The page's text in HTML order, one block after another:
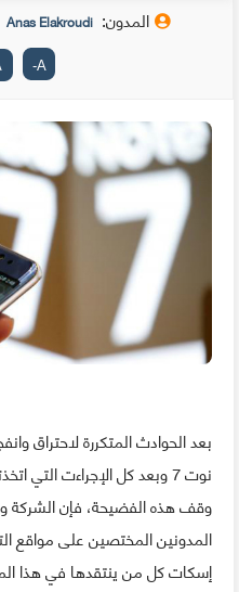
المدون: Anas Elakroudi
A
-
بعد الحوادث المتكررة لاحتراق
نوت 7 وبعد كل الإجراءت التي
وقف هذه الفضيحة، فإن
المدونين المختصين على مواقع
إسكات كل من ينتقدها في هذا